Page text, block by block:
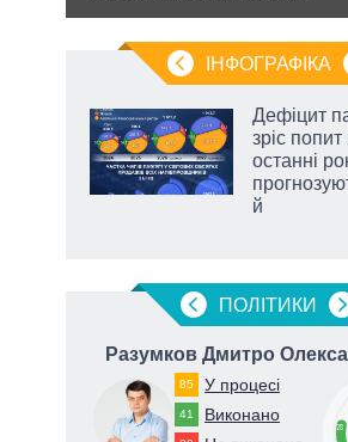
ІНФОГРАФІКА
Дефіцит
зріс
останні
й
ПОЛIТИКИ
Разумков Дмитро
85 У процесі
41 Виконано
28